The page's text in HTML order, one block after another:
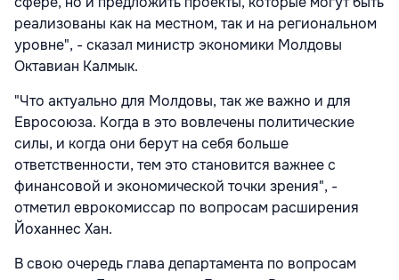
реализованы как на местном, так и на региональном
уровне", - сказал министр экономики Молдовы
Октавиан Калмык.
"Что актуально для Молдовы, так же важно и для
Евросоюза. Когда в это вовлечены политические
силы, и когда они берут на себя больше
ответственности, тем это становится важнее с
финансовой и экономической точки зрения", -
отметил еврокомиссар по вопросам расширения
Йоханнес Хан.
В свою очередь глава департамента по вопросам